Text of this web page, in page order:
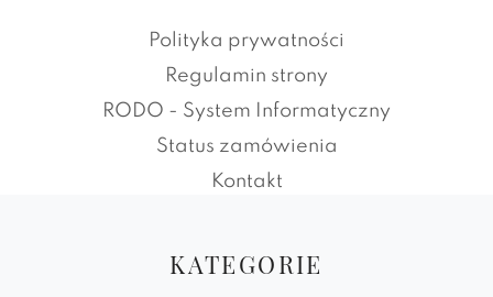
Polityka prywatności
Regulamin strony
RODO - System Informatyczny
Status zamówienia
Kontakt
KATEGORIE